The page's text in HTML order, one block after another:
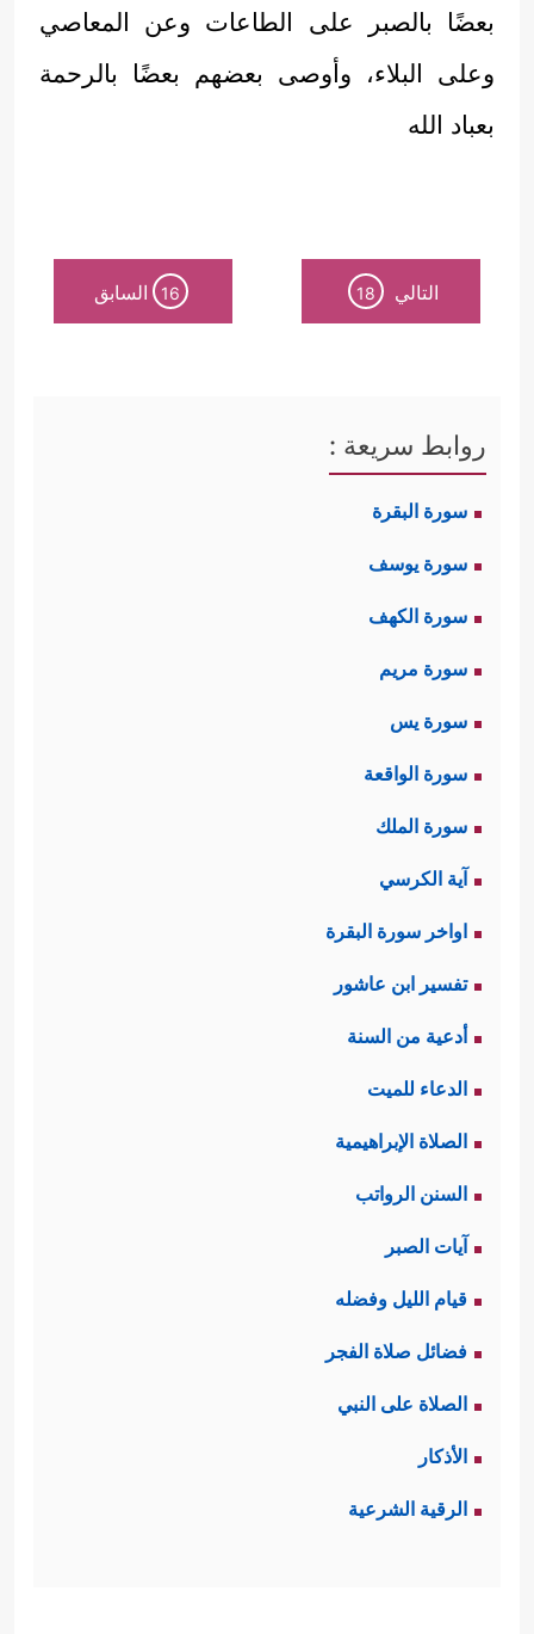
بعضًا بالصبر على الطاعات وعن المعاصي
وعلى البلاء، وأوصى بعضهم بعضًا بالرحمة
بعباد الله
التالي 18
16 السابق
روابط سريعة :
سورة البقرة
سورة يوسف
سورة الكهف
سورة مريم
سورة يس
سورة الواقعة
سورة الملك
آية الكرسي
اواخر سورة البقرة
تفسير ابن عاشور
أدعية من السنة
الدعاء للميت
الصلاة الإبراهيمية
السنن الرواتب
آيات الصبر
قيام الليل وفضله
فضائل صلاة الفجر
الصلاة على النبي
الأذكار
الرقية الشرعية